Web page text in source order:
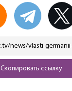
Скопировать ссылку